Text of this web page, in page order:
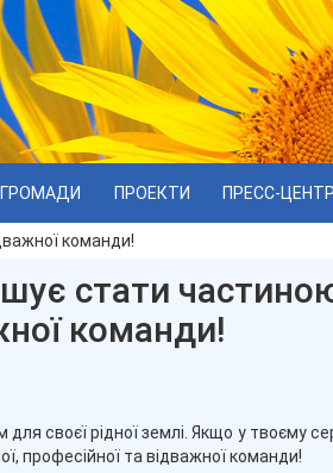
ПРОЕКТИ ПРЕСС-
команди!
стати
команди!
своєї рідної землі. Якщо у твоєму
професійної та відважної команди!